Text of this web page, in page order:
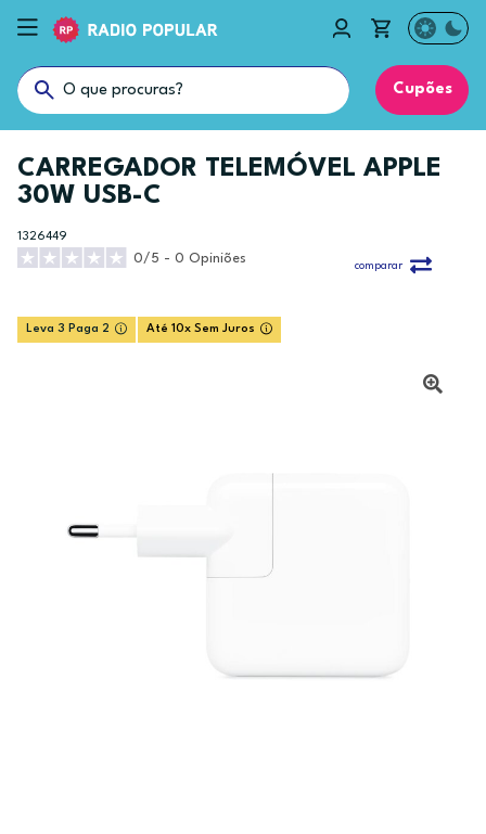
Cupões
CARREGADOR TELEMÓVEL APPLE
30W USB-C
1326449
0/5 - 0 Opiniões
comparar
Leva 3 Paga 2 Até 10x Sem Juros